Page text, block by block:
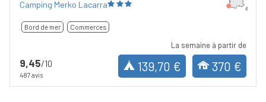
Camping Merko Lacarra
Bord de mer Commerces
9,45/10
487 avis
La semaine à partir de
139,70 € 370 €